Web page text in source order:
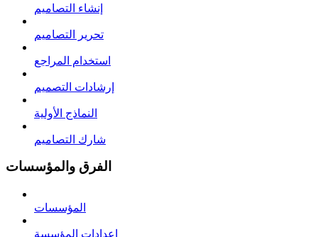
إنشاء التصاميم
تحرير التصاميم
استخدام المراجع
إرشادات التصميم
النماذج الأولية
شارك التصاميم
الفرق والمؤسسات
المؤسسات
إعدادات المؤسسة